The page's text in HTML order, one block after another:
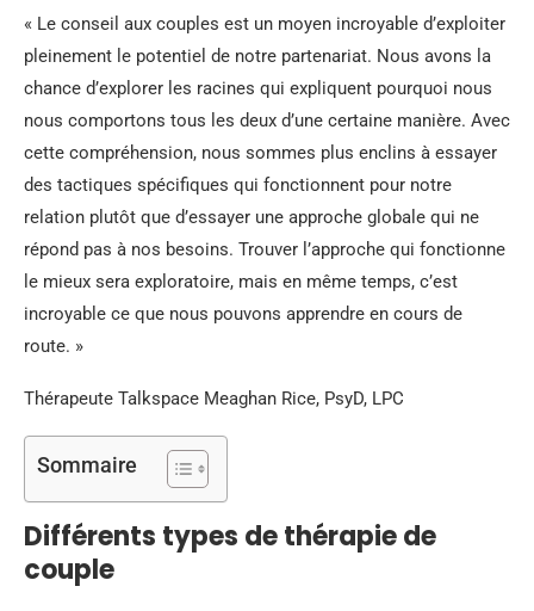
« Le conseil aux couples est un moyen incroyable d’exploiter
pleinement le potentiel de notre partenariat. Nous avons la
chance d’explorer les racines qui expliquent pourquoi nous
nous comportons tous les deux d’une certaine manière. Avec
cette compréhension, nous sommes plus enclins à essayer
des tactiques spécifiques qui fonctionnent pour notre
relation plutôt que d’essayer une approche globale qui ne
répond pas à nos besoins. Trouver l’approche qui fonctionne
le mieux sera exploratoire, mais en même temps, c’est
incroyable ce que nous pouvons apprendre en cours de
route. »
Thérapeute Talkspace Meaghan Rice, PsyD, LPC
Sommaire
Différents types de thérapie de
couple